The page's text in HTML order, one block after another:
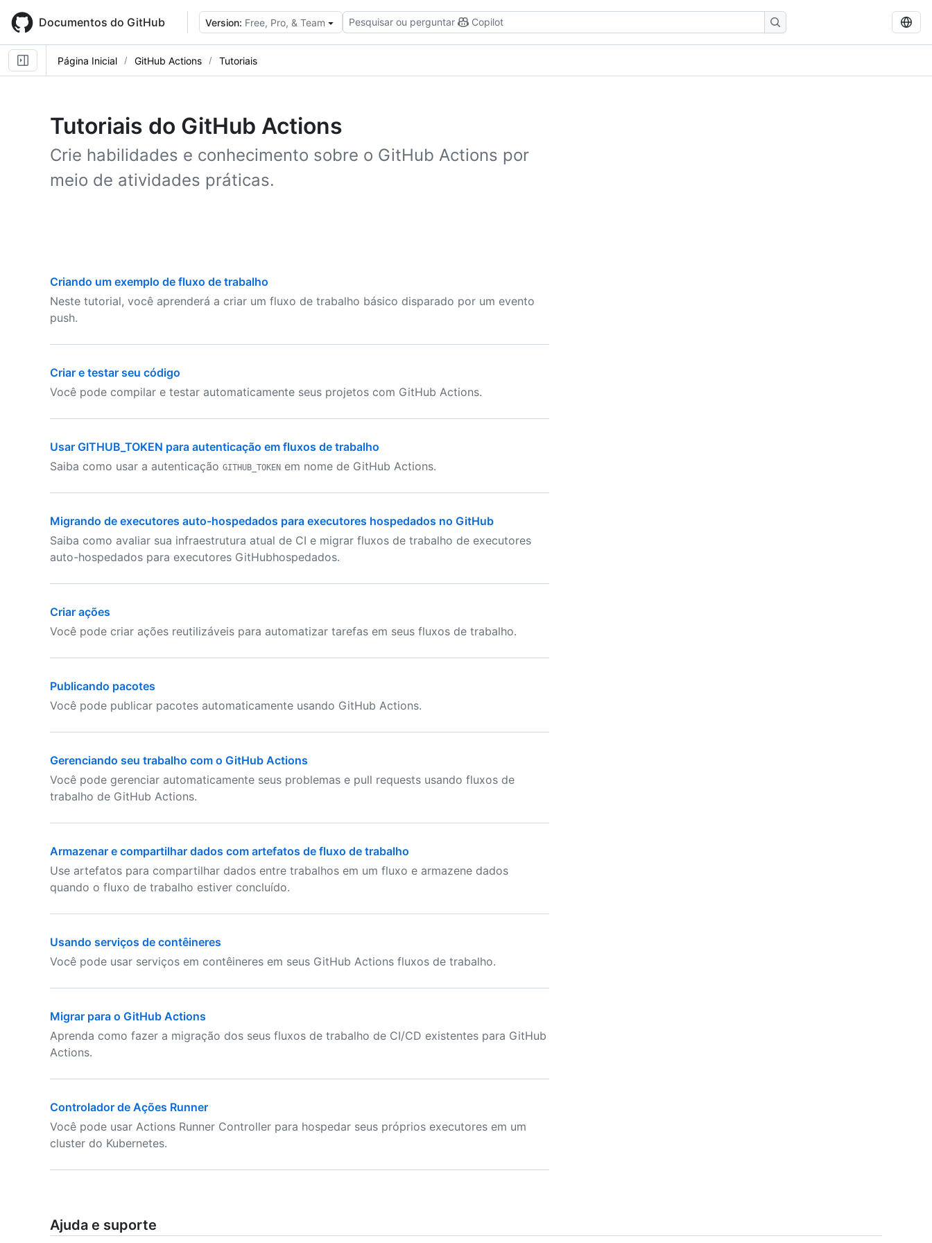
main
content
Documentos do GitHub Version: Free, Pro, & Team Pesquisar ou perguntar Copilot
Página Inicial GitHub Actions Tutoriais
Tutoriais do GitHub Actions
Crie habilidades e conhecimento sobre o GitHub Actions por
meio de atividades práticas.
Criando um exemplo de fluxo de trabalho
Neste tutorial, você aprenderá a criar um fluxo de trabalho básico disparado por um evento
push.
Criar e testar seu código
Você pode compilar e testar automaticamente seus projetos com GitHub Actions.
Usar GITHUB_TOKEN para autenticação em fluxos de trabalho
Saiba como usar a autenticação GITHUB_TOKEN em nome de GitHub Actions.
Migrando de executores auto-hospedados para executores hospedados no GitHub
Saiba como avaliar sua infraestrutura atual de CI e migrar fluxos de trabalho de executores
auto-hospedados para executores GitHubhospedados.
Criar ações
Você pode criar ações reutilizáveis para automatizar tarefas em seus fluxos de trabalho.
Publicando pacotes
Você pode publicar pacotes automaticamente usando GitHub Actions.
Gerenciando seu trabalho com o GitHub Actions
Você pode gerenciar automaticamente seus problemas e pull requests usando fluxos de
trabalho de GitHub Actions.
Armazenar e compartilhar dados com artefatos de fluxo de trabalho
Use artefatos para compartilhar dados entre trabalhos em um fluxo e armazene dados
quando o fluxo de trabalho estiver concluído.
Usando serviços de contêineres
Você pode usar serviços em contêineres em seus GitHub Actions fluxos de trabalho.
Migrar para o GitHub Actions
Aprenda como fazer a migração dos seus fluxos de trabalho de CI/CD existentes para GitHub
Actions.
Controlador de Ações Runner
Você pode usar Actions Runner Controller para hospedar seus próprios executores em um
cluster do Kubernetes.
Ajuda e suporte